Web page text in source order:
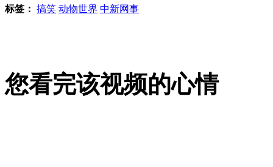
内地85%千万富豪考虑送孩子留学
两消防员太累睡车顶被赞"最美"
标签： 搞笑 动物世界 中新网事
您看完该视频的心情